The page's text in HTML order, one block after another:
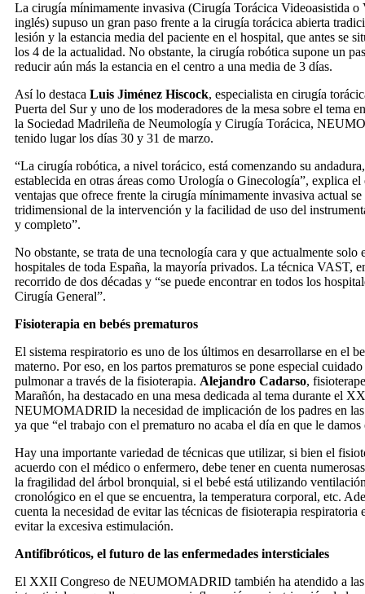
La cirugía mínimamente invasiva (Cirugía Torácica Videoasistida o
inglés) supuso un gran paso frente a la cirugía torácica abierta
lesión y la estancia media del paciente en el hospital, que antes se
los 4 de la actualidad. No obstante, la cirugía robótica supone un
reducir aún más la estancia en el centro a una media de 3 días.
Así lo destaca Luis Jiménez Hiscock, especialista en cirugía
Puerta del Sur y uno de los moderadores de la mesa sobre el tema
la Sociedad Madrileña de Neumología y Cirugía Torácica,
tenido lugar los días 30 y 31 de marzo.
“La cirugía robótica, a nivel torácico, está comenzando su
establecida en otras áreas como Urología o Ginecología”, explica el
ventajas que ofrece frente la cirugía mínimamente invasiva actual
tridimensional de la intervención y la facilidad de uso del
y completo”.
No obstante, se trata de una tecnología cara y que actualmente solo
hospitales de toda España, la mayoría privados. La técnica VAST,
recorrido de dos décadas y “se puede encontrar en todos los
Cirugía General”.
Fisioterapia en bebés prematuros
El sistema respiratorio es uno de los últimos en desarrollarse en el
materno. Por eso, en los partos prematuros se pone especial
pulmonar a través de la fisioterapia. Alejandro Cadarso,
Marañón, ha destacado en una mesa dedicada al tema durante el
NEUMOMADRID la necesidad de implicación de los padres en
ya que “el trabajo con el prematuro no acaba el día en que le damos
Hay una importante variedad de técnicas que utilizar, si bien el
acuerdo con el médico o enfermero, debe tener en cuenta
la fragilidad del árbol bronquial, si el bebé está utilizando
cronológico en el que se encuentra, la temperatura corporal, etc.
cuenta la necesidad de evitar las técnicas de fisioterapia respiratoria
evitar la excesiva estimulación.
Antifibróticos, el futuro de las enfermedades intersticiales
El XXII Congreso de NEUMOMADRID también ha atendido a las